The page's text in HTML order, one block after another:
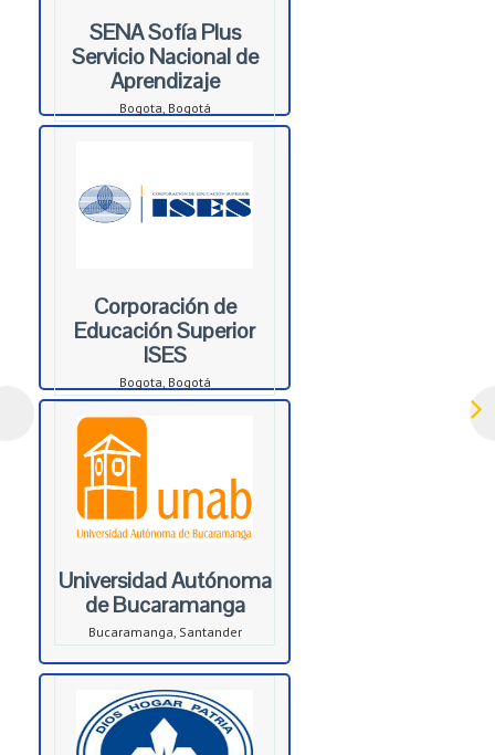
SENA Sofía Plus
Servicio Nacional de
Aprendizaje
Bogota, Bogotá
Corporación de
Educación Superior
ISES
Bogota, Bogotá
Universidad Autónoma
de Bucaramanga
Bucaramanga, Santander